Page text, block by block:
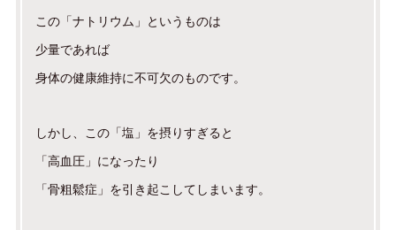
この「ナトリウム」というものは
少量であれば
身体の健康維持に不可欠のものです。
しかし、この「塩」を摂りすぎると
「高血圧」になったり
「骨粗鬆症」を引き起こしてしまいます。